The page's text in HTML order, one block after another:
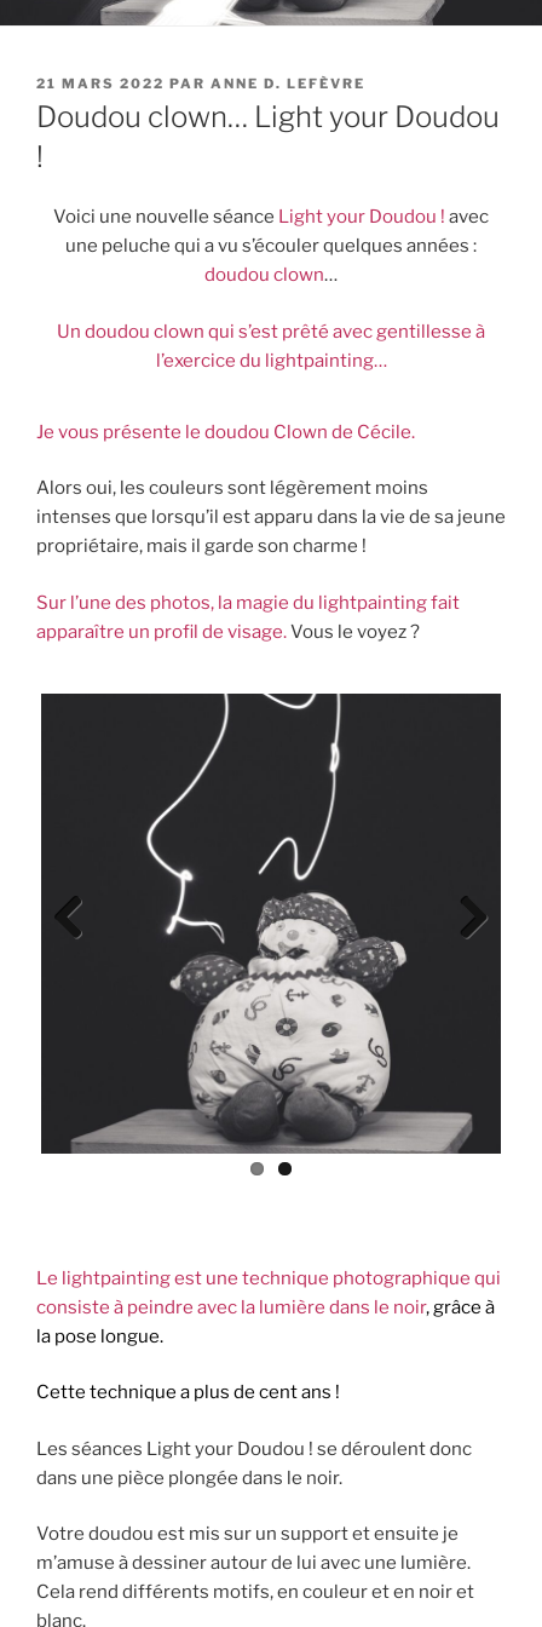
PUBLIÉ
LE
21 MARS 2022 PAR ANNE D. LEFÈVRE
Doudou clown… Light your Doudou
!
Voici une nouvelle séance Light your Doudou ! avec
une peluche qui a vu s’écouler quelques années :
doudou clown…
Un doudou clown qui s’est prêté avec gentillesse à
l’exercice du lightpainting…
Je vous présente le doudou Clown de Cécile.
Alors oui, les couleurs sont légèrement moins
intenses que lorsqu’il est apparu dans la vie de sa jeune
propriétaire, mais il garde son charme !
Sur l’une des photos, la magie du lightpainting fait
apparaître un profil de visage.Vous le voyez ?
Le lightpainting est une technique photographique qui
consiste à peindre avec la lumière dans le noir, grâce à
la pose longue.
Cette technique a plus de cent ans !
Les séances Light your Doudou ! se déroulent donc
dans une pièce plongée dans le noir.
Votre doudou est mis sur un support et ensuite je
m’amuse à dessiner autour de lui avec une lumière.
Cela rend différents motifs, en couleur et en noir et
blanc.